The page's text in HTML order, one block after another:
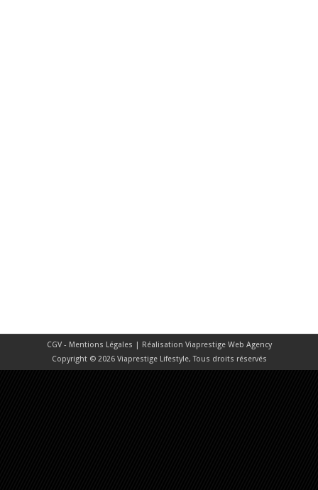
CGV - Mentions Légales | Réalisation Viaprestige Web Agency
Copyright © 2026 Viaprestige Lifestyle, Tous droits réservés